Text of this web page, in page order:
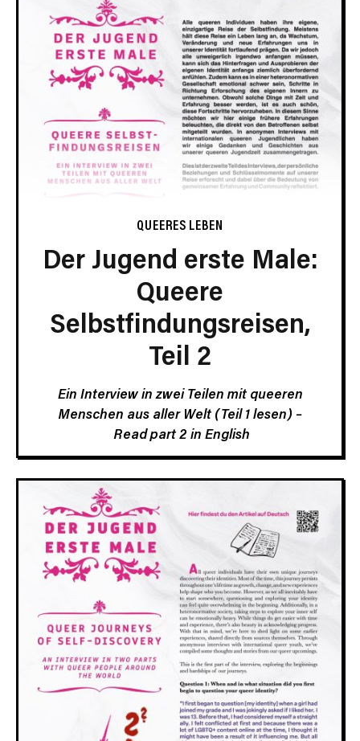
QUEERES LEBEN
Der Jugend erste Male:
Queere
Selbstfindungsreisen,
Teil 2
Ein Interview in zwei Teilen mit queeren
Menschen aus aller Welt (Teil 1 lesen) –
Read part 2 in English